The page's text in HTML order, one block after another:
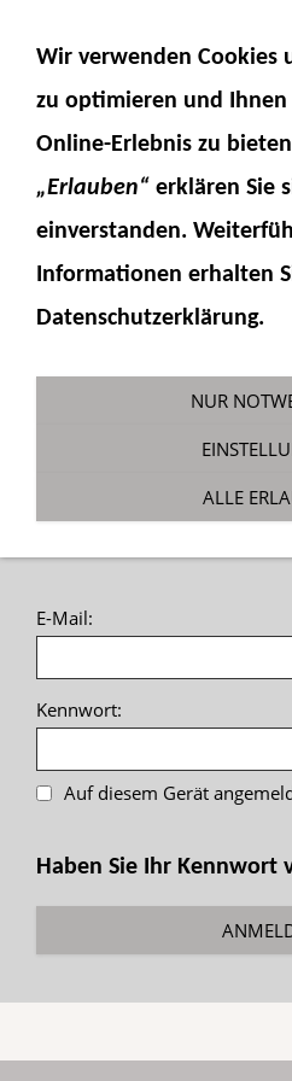
Kundenkonto
Kundenkonto
Bitte melden Sie sich mit
E-Mail:
Kennwort:
Auf diesem Gerät
Haben Sie Ihr Kennwort
Wir verwenden Cookies
zu optimieren und Ihnen
Online-Erlebnis zu
„Erlauben“ erklären Sie
einverstanden.
Informationen erhalten
Datenschutzerklärung.
NUR
ALLE